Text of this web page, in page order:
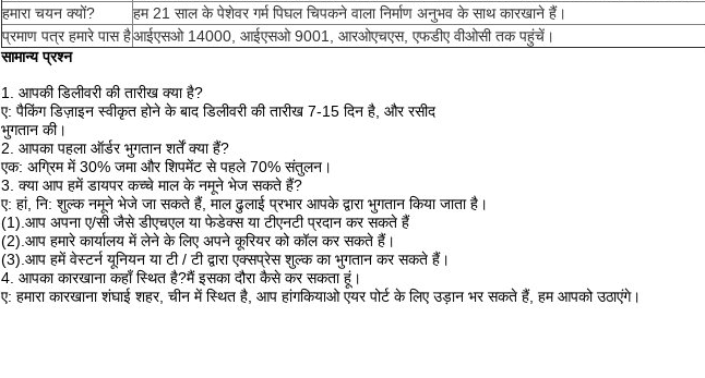
हमारा चयन क्यों?
हम 21 साल के पेशेवर गर्म पिघल चिपकने वाला निर्माण अनुभव के साथ कारखाने हैं।
प्रमाण पत्र हमारे पास हैआईएसओ 14000, आईएसओ 9001, आरओएचएस, एफडीए वीओसी तक पहुंचें।
सामान्य प्रश्न
1. आपकी डिलीवरी की तारीख क्या है?
ए: पैकिंग डिज़ाइन स्वीकृत होने के बाद डिलीवरी की तारीख 7-15 दिन है, और रसीद
भुगतान की।
2. आपका पहला ऑर्डर भुगतान शर्तें क्या हैं?
एक: अग्रिम में 30% जमा और शिपमेंट से पहले 70% संतुलन।
3. क्या आप हमें डायपर कच्चे माल के नमूने भेज सकते हैं?
ए: हां, नि: शुल्क नमूने भेजे जा सकते हैं, माल ढुलाई प्रभार आपके द्वारा भुगतान किया जाता है।
(1).आप अपना ए/सी जैसे डीएचएल या फेडेक्स या टीएनटी प्रदान कर सकते हैं
(2).आप हमारे कार्यालय में लेने के लिए अपने कूरियर को कॉल कर सकते हैं।
(3).आप हमें वेस्टर्न यूनियन या टी / टी द्वारा एक्सप्रेस शुल्क का भुगतान कर सकते हैं।
4. आपका कारखाना कहाँ स्थित है?मैं इसका दौरा कैसे कर सकता हूं।
ए: हमारा कारखाना शंघाई शहर, चीन में स्थित है, आप हांगकियाओ एयर पोर्ट के लिए उड़ान भर सकते हैं, हम आपको उठाएंगे।